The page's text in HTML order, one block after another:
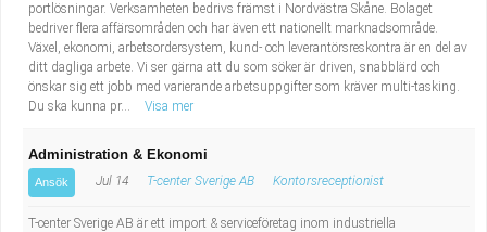
portlösningar. Verksamheten bedrivs främst i Nordvästra Skåne. Bolaget
bedriver flera affärsområden och har även ett nationellt marknadsområde.
Växel, ekonomi, arbetsordersystem, kund- och leverantörsreskontra är en del av
ditt dagliga arbete. Vi ser gärna att du som söker är driven, snabblärd och
önskar sig ett jobb med varierande arbetsuppgifter som kräver multi-tasking.
Du ska kunna pr...
Visa mer
Administration & Ekonomi
Ansök Jul 14 T-center Sverige AB Kontorsreceptionist
T-center Sverige AB är ett import & serviceföretag inom industriella